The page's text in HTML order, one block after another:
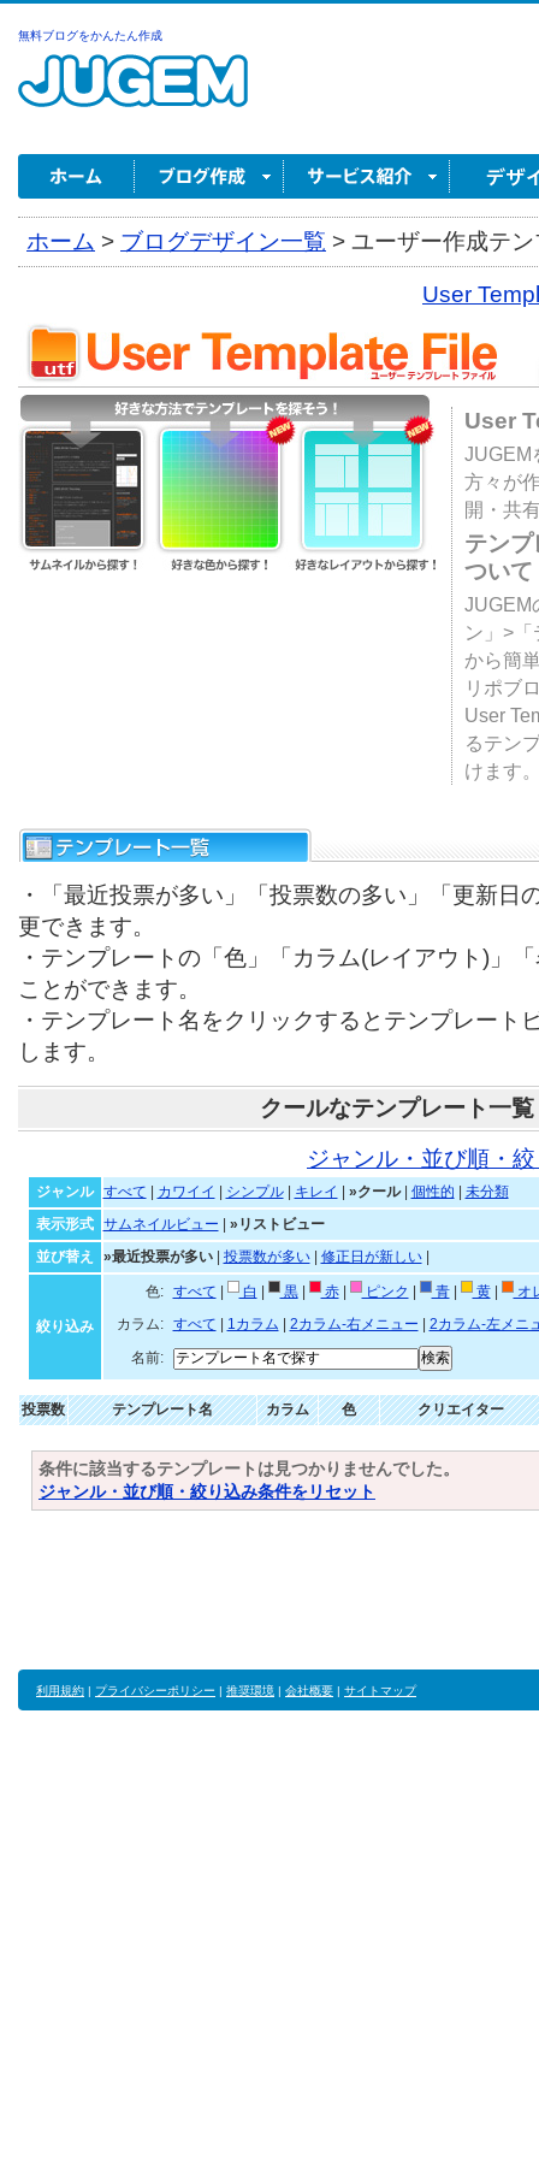
無料ブログをかんたん作成
ホーム > ブログデザイン一覧 > ユーザー作成テ
User
User
JUGEM
方々が
開・共
テン
ついて
JUGEM
ン」>
から簡
リポブ
User
るテン
けます
・「最近投票が多い」「投票数の多い」「更新日
更できます。
・テンプレートの「色」「カラム(レイアウト)」
ことができます。
・テンプレート名をクリックするとテンプレート
します。
クールなテンプレート一覧
ジャンル・並び順・
ジャンル すべて カワイイ シンプル| キレイ »クール| 個性的
未分類
表示形式
サムネイルビュー
»リストビュー
並び替え
»最近投票が多い| 投票数が多い| 修正日が新しい|
絞り込み
色: すべて 白 黒| 赤| ピンク 青| 黄|
オ
カラム:
すべて 1カラム 2カラム-右メニュー
2カラム-左メニ
名前:
投票数 テンプレート名 カラム 色 クリエイター
条件に該当するテンプレートは見つかりませんでした。
ジャンル・並び順・絞り込み条件をリセット
利用規約 | プライバシーポリシー | 推奨環境 | 会社概要 | サイトマップ